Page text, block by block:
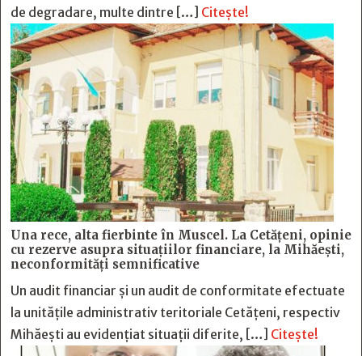
de degradare, multe dintre […] Citește!
Una rece, alta fierbinte în Muscel. La Cetăţeni, opinie
cu rezerve asupra situaţiilor financiare, la Mihăeşti,
neconformităţi semnificative
Un audit financiar și un audit de conformitate efectuate
la unitățile administrativ teritoriale Cetățeni, respectiv
Mihăești au evidențiat situații diferite, […] Citește!